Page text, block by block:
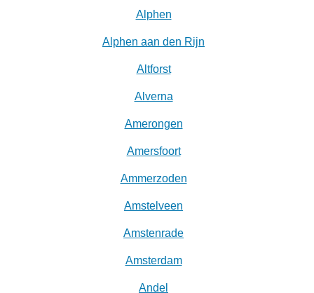
Alphen
Alphen aan den Rijn
Altforst
Alverna
Amerongen
Amersfoort
Ammerzoden
Amstelveen
Amstenrade
Amsterdam
Andel